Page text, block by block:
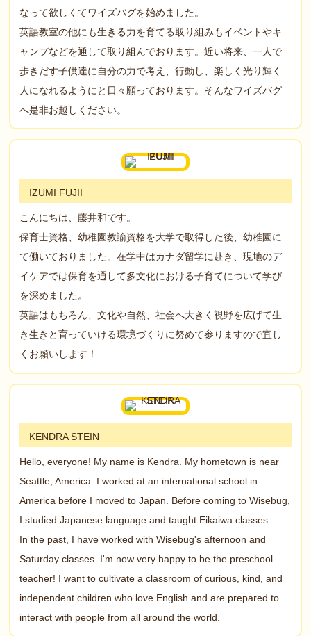
KENDRA STEIN
Hello, everyone! My name is Kendra. My hometown is near
Seattle, America. I worked at an international school in
America before I moved to Japan. Before coming to Wisebug,
I studied Japanese language and taught Eikaiwa classes.
In the past, I have worked with Wisebug's afternoon and
Saturday classes. I'm now very happy to be the preschool
teacher! I want to cultivate a classroom of curious, kind, and
independent children who love English and are prepared to
interact with people from all around the world.
IZUMI FUJII
こんにちは、藤井和です。
保育士資格、幼稚園教諭資格を大学で取得した後、幼稚園に
て働いておりました。在学中はカナダ留学に赴き、現地のデ
イケアでは保育を通して多文化における子育てについて学び
を深めました。
英語はもちろん、文化や自然、社会へ大きく視野を広げて生
き生きと育っていける環境づくりに努めて参りますので宜し
くお願いします！
なって欲しくてワイズバグを始めました。
英語教室の他にも生きる力を育てる取り組みもイベントやキ
ャンプなどを通して取り組んでおります。近い将来、一人で
歩きだす子供達に自分の力で考え、行動し、楽しく光り輝く
人になれるようにと日々願っております。そんなワイズバグ
へ是非お越しください。